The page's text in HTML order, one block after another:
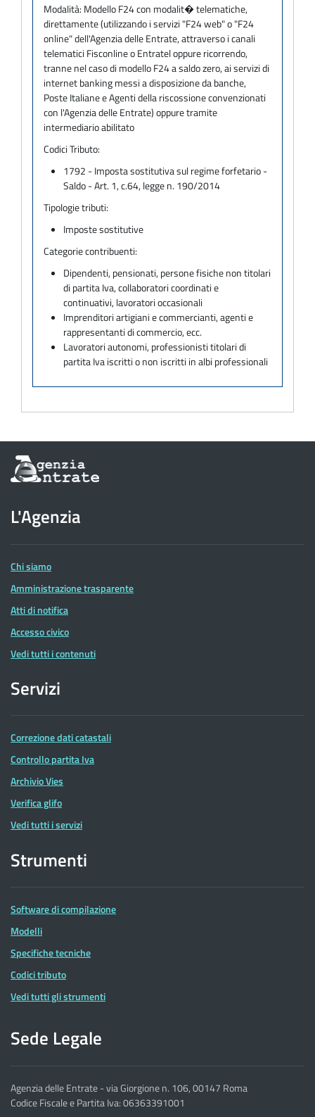
Modalità: Modello F24 con modalit� telematiche,
direttamente (utilizzando i servizi "F24 web" o "F24
online" dell'Agenzia delle Entrate, attraverso i canali
telematici Fisconline o Entratel oppure ricorrendo,
tranne nel caso di modello F24 a saldo zero, ai servizi di
internet banking messi a disposizione da banche,
Poste Italiane e Agenti della riscossione convenzionati
con l'Agenzia delle Entrate) oppure tramite
intermediario abilitato
Codici Tributo:
1792 - Imposta sostitutiva sul regime forfetario -
Saldo - Art. 1, c.64, legge n. 190/2014
Tipologie tributi:
Imposte sostitutive
Categorie contribuenti:
Dipendenti, pensionati, persone fisiche non titolari
di partita Iva, collaboratori coordinati e
continuativi, lavoratori occasionali
Imprenditori artigiani e commercianti, agenti e
rappresentanti di commercio, ecc.
Lavoratori autonomi, professionisti titolari di
partita Iva iscritti o non iscritti in albi professionali
Informazioni
sul
dell'Agenzia
delle
Entrate
L'Agenzia
Chi siamo
Amministrazione trasparente
Atti di notifica
Accesso civico
Vedi tutti i contenuti
Servizi
Correzione dati catastali
Controllo partita Iva
Archivio Vies
Verifica glifo
Vedi tutti i servizi
Strumenti
Software di compilazione
Modelli
Specifiche tecniche
Codici tributo
Vedi tutti gli strumenti
Sede Legale
Agenzia delle Entrate - via Giorgione n. 106, 00147 Roma
Codice Fiscale e Partita Iva: 06363391001